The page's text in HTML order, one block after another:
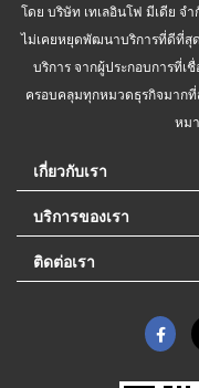
โดย บริษัท เทเลอินโฟ มีเดีย จ
ไม่เคยหยุดพัฒนาบริการที่ดีที่สุ
บริการ จากผู้ประกอบการที่เ
ครอบคลุมทุกหมวดธุรกิจมากที่
หม
เกี่ยวกับเรา
บริการของเรา
ติดต่อเรา